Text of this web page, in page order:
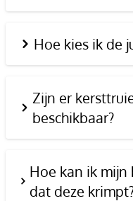
Hoe kies ik de
Zijn er
beschikbaar?
Hoe kan ik
dat deze